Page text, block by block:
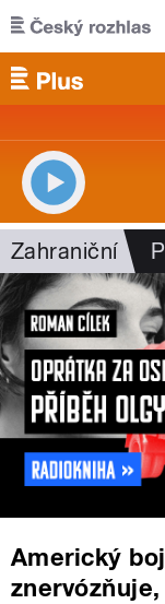
Přejít k hlavnímu
Zahraniční
Americký